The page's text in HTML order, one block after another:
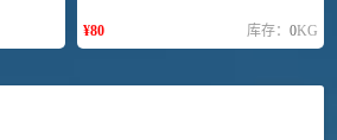
¥80 库存：0KG